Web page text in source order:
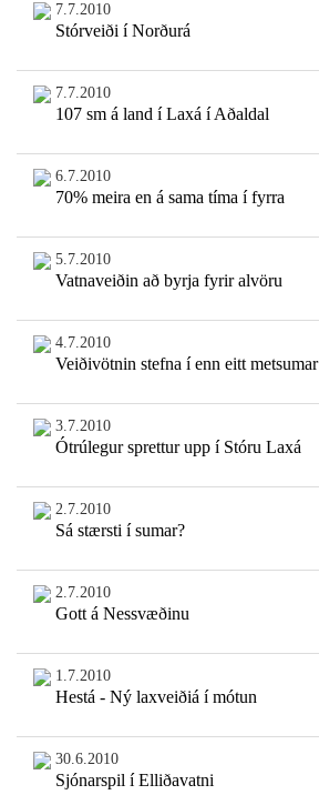
7.7.2010
Stórveiði í Norðurá
7.7.2010
107 sm á land í Laxá í Aðaldal
6.7.2010
70% meira en á sama tíma í fyrra
5.7.2010
Vatnaveiðin að byrja fyrir alvöru
4.7.2010
Veiðivötnin stefna í enn eitt metsumar
3.7.2010
Ótrúlegur sprettur upp í Stóru Laxá
2.7.2010
Sá stærsti í sumar?
2.7.2010
Gott á Nessvæðinu
1.7.2010
Hestá - Ný laxveiðiá í mótun
30.6.2010
Sjónarspil í Elliðavatni